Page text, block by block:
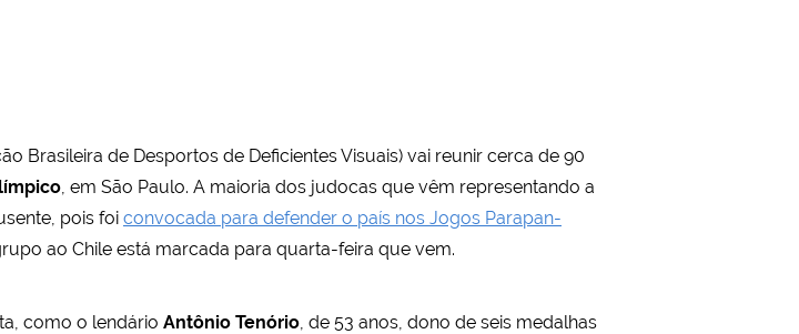
Brasileira de Desportos de Deficientes Visuais) vai reunir cerca de 90
, em São Paulo. A maioria dos judocas que vêm representando a
pois foi convocada para defender o país nos Jogos Parapan-
ao Chile está marcada para quarta-feira que vem.
como o lendário Antônio Tenório, de 53 anos, dono de seis medalhas